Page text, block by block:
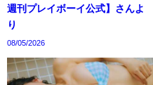
週刊プレイボーイ公式】さんよ
り
08/05/2026